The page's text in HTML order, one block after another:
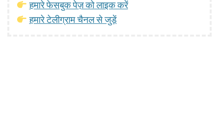
हमारे फेसबुक पेज़ को लाइक करें
हमारे टेलीग्राम चैनल से जुड़ें